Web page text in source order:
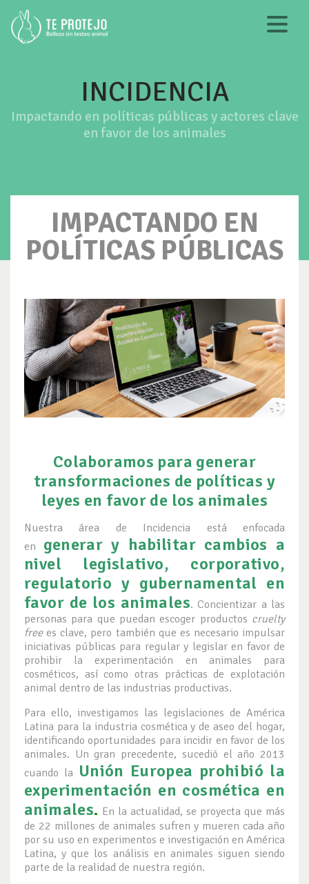
INCIDENCIA
Impactando en políticas públicas y actores clave
en favor de los animales
IMPACTANDO EN
POLÍTICAS PÚBLICAS
Colaboramos para generar
transformaciones de políticas y
leyes en favor de los animales
Nuestra área de Incidencia está enfocada
en
generar y habilitar cambios a
nivel legislativo, corporativo,
regulatorio y gubernamental en
favor de los animales. Concientizar a las
personas para que puedan escoger productos cruelty
freees clave, pero también que es necesario impulsar
iniciativas públicas para regular y legislar en favor de
prohibir la experimentación en animales para
cosméticos, así como otras prácticas de explotación
animal dentro de las industrias productivas.
Para ello, investigamos las legislaciones de América
Latina para la industria cosmética y de aseo del hogar,
identificando oportunidades para incidir en favor de los
animales. Un gran precedente, sucedió el año 2013
cuando la Unión Europea prohibió la
experimentación en cosmética en
animales. En la actualidad, se proyecta que más
de 22 millones de animales sufren y mueren cada año
por su uso en experimentos e investigación en América
Latina, y que los análisis en animales siguen siendo
parte de la realidad de nuestra región.